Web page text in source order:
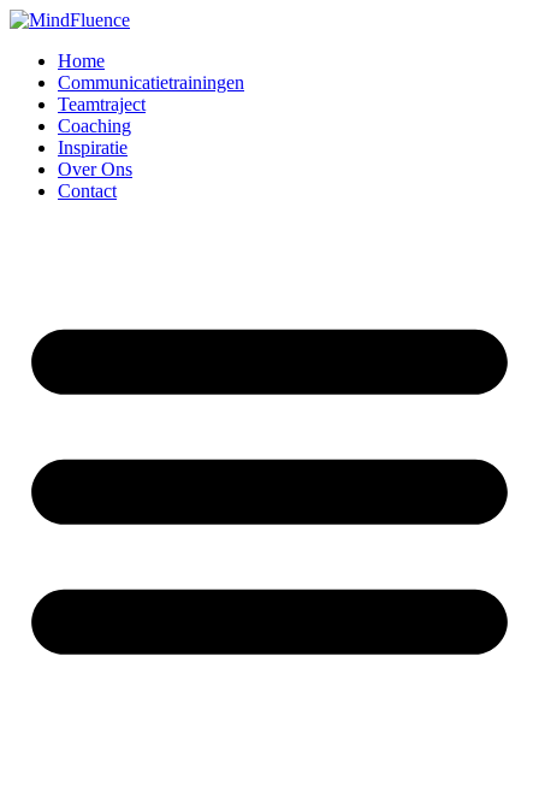
Home
Communicatietrainingen
Teamtraject
Coaching
Inspiratie
Over Ons
Contact